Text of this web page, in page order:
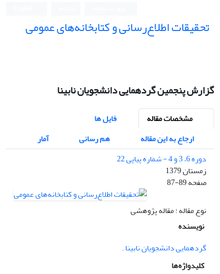
تحقیقات اطلاع‌رسانی و کتابخانه‌های عمومی
گزارش پنجمین گردهمایی دانشجویان نابینا
مشخصات مقاله
فایل ها
ارجاع به این مقاله
هم رسانی
آمار
دوره 6، 3 و 4 - شماره پیاپی 22
زمستان 1379
صفحه87-89
نوع مقاله : مقاله پژوهشی
نویسنده
گردهمایی دانشجویان نابینا .
کلیدواژه‌ها